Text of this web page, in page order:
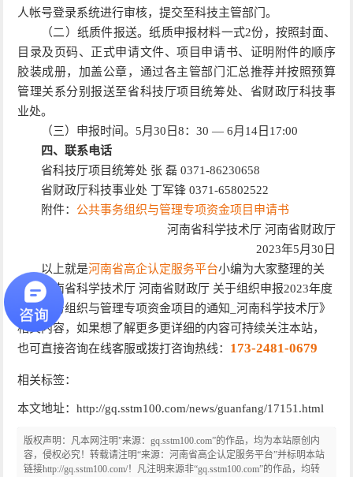
人帐号登录系统进行审核，提交至科技主管部门。
（二）纸质件报送。纸质申报材料一式2份，按照封面、
目录及页码、正式申请文件、项目申请书、证明附件的顺序
胶装成册，加盖公章，通过各主管部门汇总推荐并按照预算
管理关系分别报送至省科技厅项目统筹处、省财政厅科技事
业处。
（三）申报时间。5月30日8：30 — 6月14日17:00
四、联系电话
省科技厅项目统筹处 张 磊 0371-86230658
省财政厅科技事业处 丁军锋 0371-65802522
附件： 公共事务组织与管理专项资金项目申请书
河南省科学技术厅 河南省财政厅
2023年5月30日
以上就是河南省高企认定服务平台小编为大家整理的关
于《河南省科学技术厅 河南省财政厅 关于组织申报2023年度
公共事务组织与管理专项资金项目的通知_河南科学技术厅》
相关内容，如果想了解更多更详细的内容可持续关注本站，
也可直接咨询在线客服或拨打咨询热线： 173-2481-0679
相关标签：
本文地址：http://gq.sstm100.com/news/guanfang/17151.html
版权声明：凡本网注明"来源：gq.sstm100.com”的作品，均为本站原创内
容，侵权必究！转载请注明“来源：河南省高企认定服务平台”并标明本站
链接http://gq.sstm100.com/！凡注明来源非“gq.sstm100.com”的作品，均转